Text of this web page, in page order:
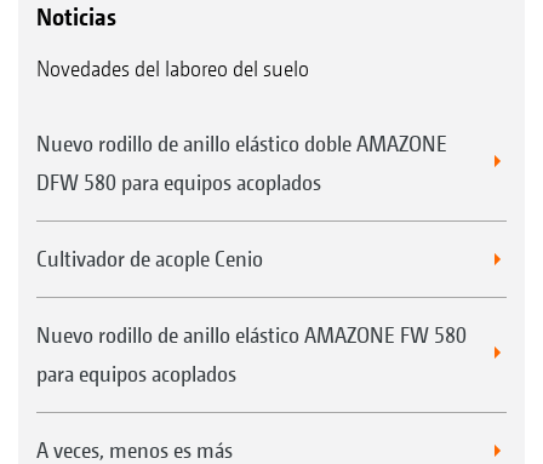
Noticias
Novedades del laboreo del suelo
Nuevo rodillo de anillo elástico doble AMAZONE
DFW 580 para equipos acoplados
Cultivador de acople Cenio
Nuevo rodillo de anillo elástico AMAZONE FW 580
para equipos acoplados
A veces, menos es más